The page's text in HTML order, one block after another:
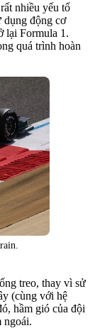
nhiều yếu tố
dụng động cơ
lại Formula 1.
quá trình hoàn
treo, thay vì sử
(cùng với hệ
hầm gió của đội
ngoái.